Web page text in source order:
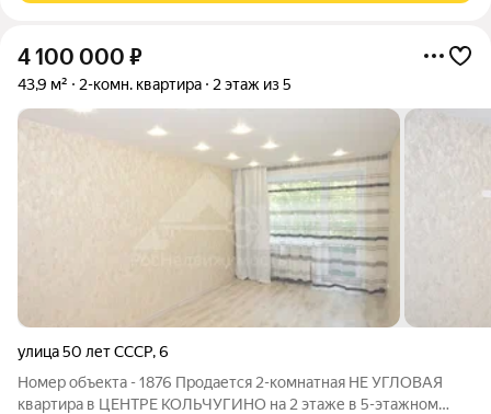
4 100 000 ₽
43,9 м² 2-комн. квартира 2 этаж из 5
улица 50 лет СССР,6
Номер объекта - 1876 Продается 2-комнатная НЕ УГЛОВАЯ
квартира в ЦЕНТРЕ КОЛЬЧУГИНО на 2 этаже в 5-этажном